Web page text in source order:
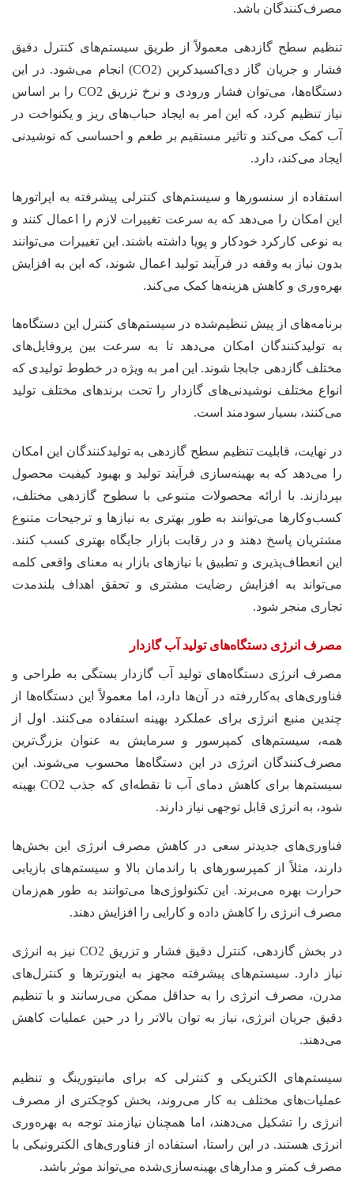
مصرف‌کنندگان باشد.
تنظیم سطح گازدهی معمولاً از طریق سیستم‌های کنترل دقیق
فشار و جریان گاز دی‌اکسیدکربن (CO2) انجام می‌شود. در این
دستگاه‌ها، می‌توان فشار ورودی و نرخ تزریق CO2 را بر اساس
نیاز تنظیم کرد، که این امر به ایجاد حباب‌های ریز و یکنواخت در
آب کمک می‌کند و تاثیر مستقیم بر طعم و احساسی که نوشیدنی
ایجاد می‌کند، دارد.
استفاده از سنسورها و سیستم‌های کنترلی پیشرفته به اپراتورها
این امکان را می‌دهد که به سرعت تغییرات لازم را اعمال کنند و
به نوعی کارکرد خودکار و پویا داشته باشند. این تغییرات می‌توانند
بدون نیاز به وقفه در فرآیند تولید اعمال شوند، که این به افزایش
بهره‌وری و کاهش هزینه‌ها کمک می‌کند.
برنامه‌های از پیش تنظیم‌شده در سیستم‌های کنترل این دستگاه‌ها
به تولیدکنندگان امکان می‌دهد تا به سرعت بین پروفایل‌های
مختلف گازدهی جابجا شوند. این امر به ویژه در خطوط تولیدی که
انواع مختلف نوشیدنی‌های گازدار را تحت برندهای مختلف تولید
می‌کنند، بسیار سودمند است.
در نهایت، قابلیت تنظیم سطح گازدهی به تولیدکنندگان این امکان
را می‌دهد که به بهینه‌سازی فرآیند تولید و بهبود کیفیت محصول
بپردازند. با ارائه محصولات متنوعی با سطوح گازدهی مختلف،
کسب‌وکارها می‌توانند به طور بهتری به نیازها و ترجیحات متنوع
مشتریان پاسخ دهند و در رقابت بازار جایگاه بهتری کسب کنند.
این انعطاف‌پذیری و تطبیق با نیازهای بازار به معنای واقعی کلمه
می‌تواند به افزایش رضایت مشتری و تحقق اهداف بلندمدت
تجاری منجر شود.
مصرف انرژی دستگاه‌های تولید آب گازدار
مصرف انرژی دستگاه‌های تولید آب گازدار بستگی به طراحی و
فناوری‌های به‌کاررفته در آن‌ها دارد، اما معمولاً این دستگاه‌ها از
چندین منبع انرژی برای عملکرد بهینه استفاده می‌کنند. اول از
همه، سیستم‌های کمپرسور و سرمایش به عنوان بزرگ‌ترین
مصرف‌کنندگان انرژی در این دستگاه‌ها محسوب می‌شوند. این
سیستم‌ها برای کاهش دمای آب تا نقطه‌ای که جذب CO2 بهینه
شود، به انرژی قابل توجهی نیاز دارند.
فناوری‌های جدیدتر سعی در کاهش مصرف انرژی این بخش‌ها
دارند، مثلاً از کمپرسورهای با راندمان بالا و سیستم‌های بازیابی
حرارت بهره می‌برند. این تکنولوژی‌ها می‌توانند به طور هم‌زمان
مصرف انرژی را کاهش داده و کارایی را افزایش دهند.
در بخش گازدهی، کنترل دقیق فشار و تزریق CO2 نیز به انرژی
نیاز دارد. سیستم‌های پیشرفته مجهز به اینورترها و کنترل‌های
مدرن، مصرف انرژی را به حداقل ممکن می‌رسانند و با تنظیم
دقیق جریان انرژی، نیاز به توان بالاتر را در حین عملیات کاهش
می‌دهند.
سیستم‌های الکتریکی و کنترلی که برای مانیتورینگ و تنظیم
عملیات‌های مختلف به کار می‌روند، بخش کوچکتری از مصرف
انرژی را تشکیل می‌دهند، اما همچنان نیازمند توجه به بهره‌وری
انرژی هستند. در این راستا، استفاده از فناوری‌های الکترونیکی با
مصرف کمتر و مدارهای بهینه‌سازی‌شده می‌تواند موثر باشد.